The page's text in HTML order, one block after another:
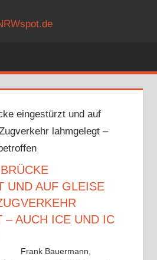
UND AUF GLEISE
– AUCH ICE UND IC
Frank Bauermann,